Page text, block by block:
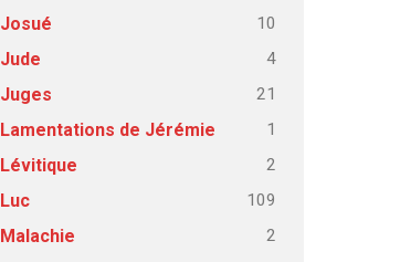
Josué 10
Jude 4
Juges 21
Lamentations de Jérémie 1
Lévitique 2
Luc 109
Malachie 2